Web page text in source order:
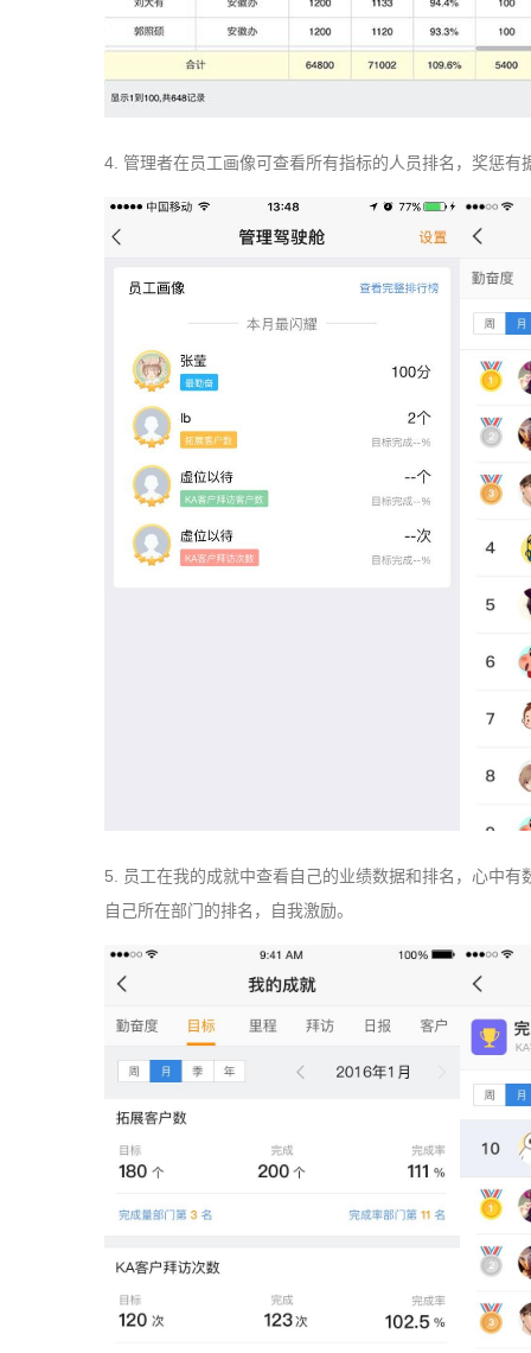
4. 管理者在员工画像可查看所有指标的人员排名，奖惩有
5.
员工在我的成就中查看自己的业绩数据和排名，心中
自己所在部门的排名，自我激励。